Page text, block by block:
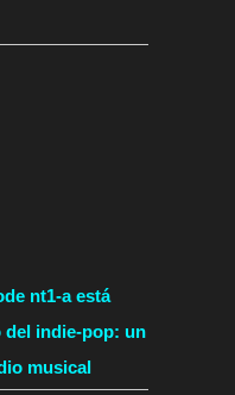
nt1-a está
indie-pop: un
musical